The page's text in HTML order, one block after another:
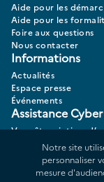
Aide pour les
Aide pour les
Foire aux questions
Nous contacter
Informations
Actualités
Espace presse
Événements
Assistance
Vous êtes victime
Notre site
personnaliser
mesure